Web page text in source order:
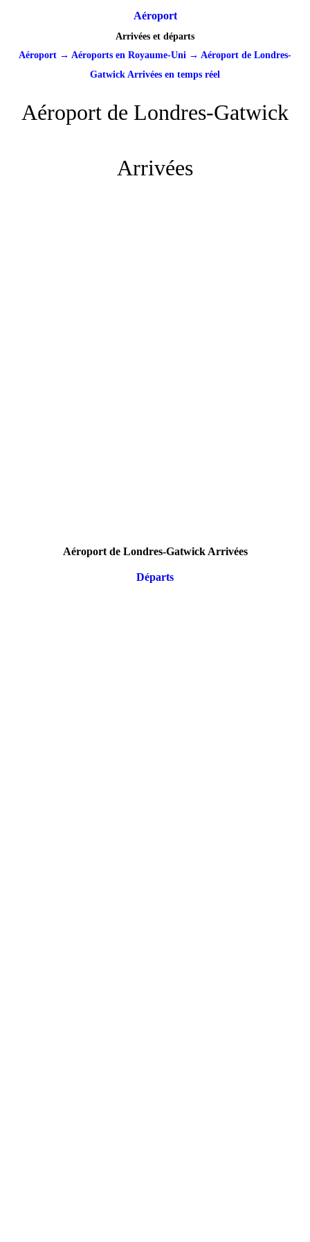
Aéroport
Arrivées et départs
Aéroport → Aéroports en Royaume-Uni → Aéroport de Londres-
Gatwick Arrivées en temps réel
Aéroport de Londres-Gatwick
Arrivées
Aéroport de Londres-Gatwick Arrivées
Départs